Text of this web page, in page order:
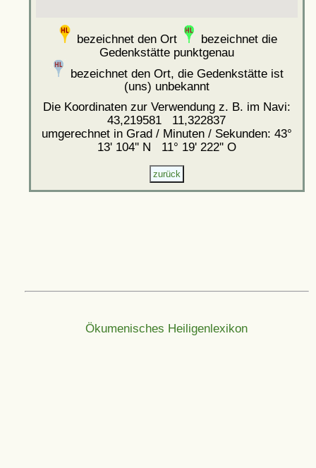
bezeichnet den Ort
bezeichnet die
Gedenkstätte punktgenau
bezeichnet den Ort, die Gedenkstätte ist
(uns) unbekannt
Die Koordinaten zur Verwendung z. B. im Navi:
43,219581 11,322837
umgerechnet in Grad / Minuten / Sekunden: 43°
13' 104'' N 11° 19' 222'' O
Ökumenisches Heiligenlexikon